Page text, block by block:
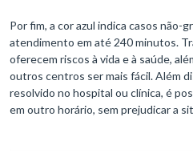
Por fim, a cor azul indica casos não-
atendimento em até 240 minutos.
oferecem riscos à vida e à saúde,
outros centros ser mais fácil. Além
resolvido no hospital ou clínica, é
em outro horário, sem prejudicar a